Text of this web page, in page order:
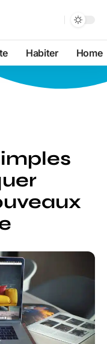
Habiter Home